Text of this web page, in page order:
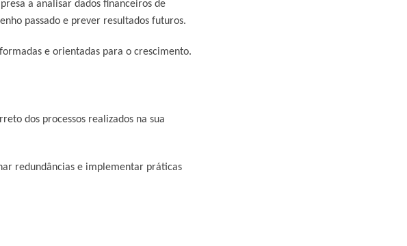
a analisar dados financeiros de
passado e prever resultados futuros.
e orientadas para o crescimento.
dos processos realizados na sua
redundâncias e implementar práticas